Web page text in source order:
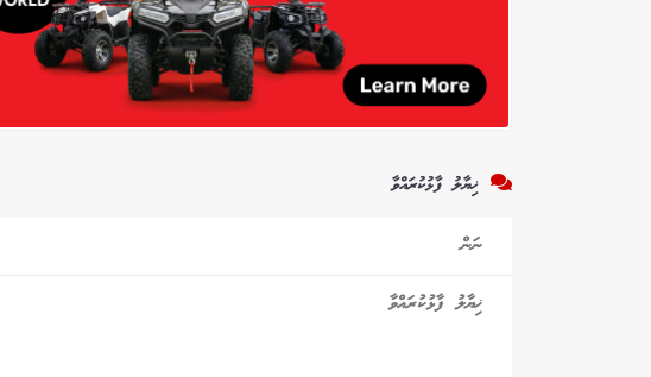
ޚިޔާލު ފާޅުކުރައްވާ